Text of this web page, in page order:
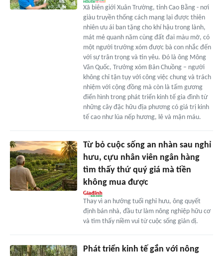
Xã biên giới Xuân Trường, tỉnh Cao Bằng - nơi
giàu truyền thống cách mạng lại được thiên
nhiên ưu ái ban tặng cho khí hậu trong lành,
mát mẻ quanh năm cùng đất đai màu mỡ, có
một người trưởng xóm được bà con nhắc đến
với sự trân trọng và tin yêu. Đó là ông Mông
Văn Quốc, Trưởng xóm Bản Chuồng – người
không chỉ tận tụy với công việc chung và trách
nhiệm với cộng đồng mà còn là tấm gương
điển hình trong phát triển kinh tế gia đình từ
những cây đặc hữu địa phương có giá trị kinh
tế cao như lúa nếp hương, lê và mận máu.
Từ bỏ cuộc sống an nhàn sau nghỉ
hưu, cựu nhân viên ngân hàng
tìm thấy thứ quý giá mà tiền
không mua được
Thay vì an hưởng tuổi nghỉ hưu, ông quyết
định bán nhà, đầu tư làm nông nghiệp hữu cơ
và tìm thấy niềm vui từ cuộc sống giản dị.
Phát triển kinh tế gắn với nông